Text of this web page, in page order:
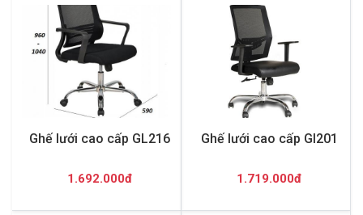
Ghế lưới cao cấp GL216
1.692.000đ
Ghế lưới cao cấp Gl201
1.719.000đ